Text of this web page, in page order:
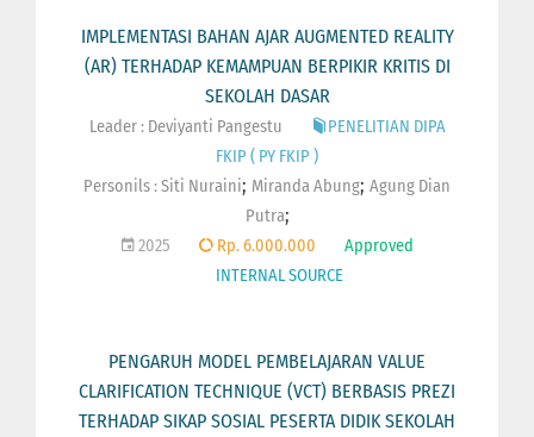
IMPLEMENTASI BAHAN AJAR AUGMENTED REALITY
(AR) TERHADAP KEMAMPUAN BERPIKIR KRITIS DI
SEKOLAH DASAR
Leader : Deviyanti Pangestu
PENELITIAN DIPA
FKIP ( PY FKIP )
Personils :Siti Nuraini; Miranda Abung; Agung Dian
Putra;
2025 Rp. 6.000.000
Approved
INTERNAL SOURCE
PENGARUH MODEL PEMBELAJARAN VALUE
CLARIFICATION TECHNIQUE (VCT) BERBASIS PREZI
TERHADAP SIKAP SOSIAL PESERTA DIDIK SEKOLAH